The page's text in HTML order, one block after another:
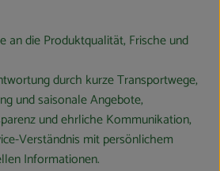
an die Produktqualität, Frische und
durch kurze Transportwege,
und saisonale Angebote,
und ehrliche Kommunikation,
Verständnis mit persönlichem
Informationen.